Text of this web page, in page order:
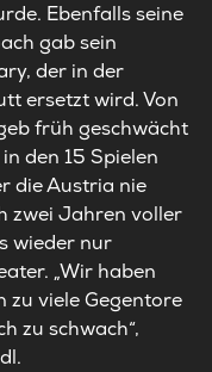
Ebenfalls seine
gab sein
der in der
ersetzt wird. Von
früh geschwächt
den 15 Spielen
die Austria nie
zwei Jahren voller
wieder nur
„Wir haben
zu viele Gegentore
zu schwach“,